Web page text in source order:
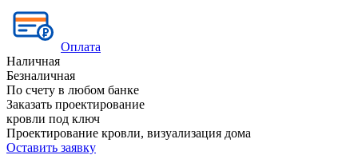
Оплата
Наличная
Безналичная
По счету в любом банке
Заказать проектирование
кровли под ключ
Проектирование кровли, визуализация дома
Оставить заявку